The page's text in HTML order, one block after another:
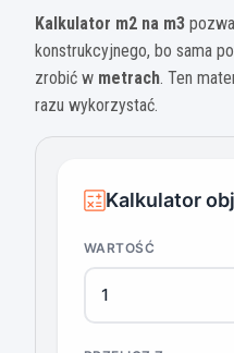
Kalkulator m2 na m3
konstrukcyjnego, bo sama
zrobić w metrach. Ten
razu wykorzystać.
Kalkulator
WARTOŚĆ